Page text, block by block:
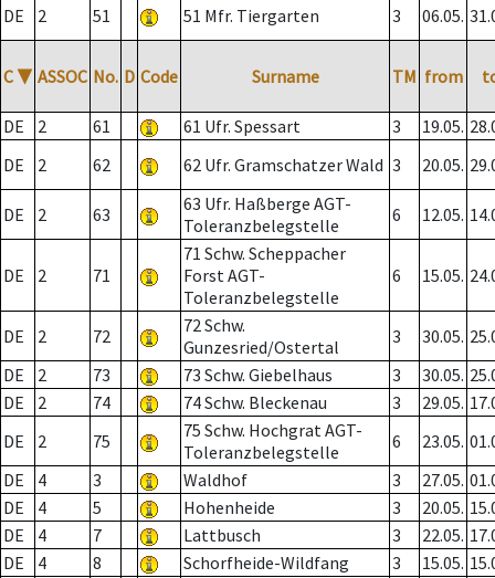
DE
2 51 51 Mfr. Tiergarten 3 06.05.
C ▼ ASSOC No. D Code Surname TM from
DE 2 61 61 Ufr. Spessart 3 19.05.
DE
2 62 62 Ufr. Gramschatzer Wald 3 20.05.
DE 2 63
63 Ufr. Haßberge AGT-
Toleranzbelegstelle
6 12.05.
DE 2 71
71 Schw. Scheppacher
Forst AGT-
Toleranzbelegstelle
6 15.05.
DE 2 72
72 Schw.
Gunzesried/Ostertal
3 30.05.
DE
2 73 73 Schw. Giebelhaus 3 30.05.
DE
2 74 74 Schw. Bleckenau 3 29.05.
DE
2 75
75 Schw. Hochgrat AGT-
Toleranzbelegstelle
6 23.05.
DE
4 3 Waldhof 3 27.05.
DE
4 5 Hohenheide 3 20.05.
DE
4 7 Lattbusch 3 22.05.
DE
4 8 Schorfheide-Wildfang 3 15.05.